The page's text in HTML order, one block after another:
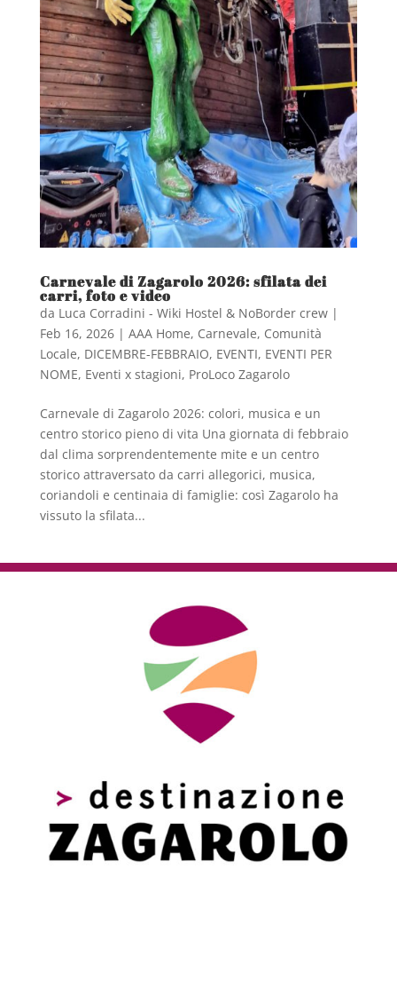
Carnevale di Zagarolo 2026: sfilata dei
carri, foto e video
da Luca Corradini - Wiki Hostel & NoBorder crew|
Feb 16, 2026| AAA Home, Carnevale, Comunità
Locale, DICEMBRE-FEBBRAIO, EVENTI, EVENTI PER
NOME, Eventi x stagioni, ProLoco Zagarolo
Carnevale di Zagarolo 2026: colori, musica e un
centro storico pieno di vita Una giornata di febbraio
dal clima sorprendentemente mite e un centro
storico attraversato da carri allegorici, musica,
coriandoli e centinaia di famiglie: così Zagarolo ha
vissuto la sfilata...